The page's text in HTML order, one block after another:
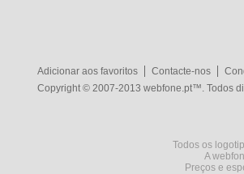
Adicionar aos favoritos Contacte-nos
Copyright © 2007-2013 webfone.pt™. Todos
Todos os
A
Preços e